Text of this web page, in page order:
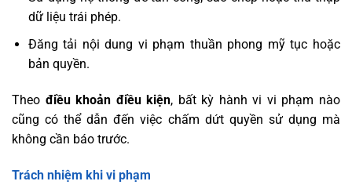
dữ liệu trái phép.
Đăng tải nội dung vi phạm thuần phong mỹ tục hoặc
bản quyền.
Theo điều khoản điều kiện, bất kỳ hành vi vi phạm nào
cũng có thể dẫn đến việc chấm dứt quyền sử dụng mà
không cần báo trước.
Trách nhiệm khi vi phạm